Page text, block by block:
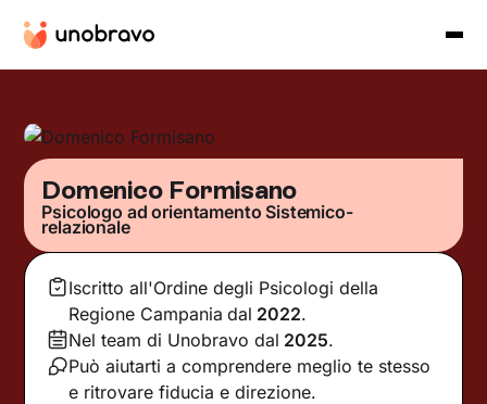
Domenico Formisano
Psicologo ad orientamento Sistemico-
relazionale
Iscritto all'Ordine degli Psicologi della
Regione Campania dal 2022.
Nel team di Unobravo dal 2025.
Può aiutarti a comprendere meglio te stesso
e ritrovare fiducia e direzione.